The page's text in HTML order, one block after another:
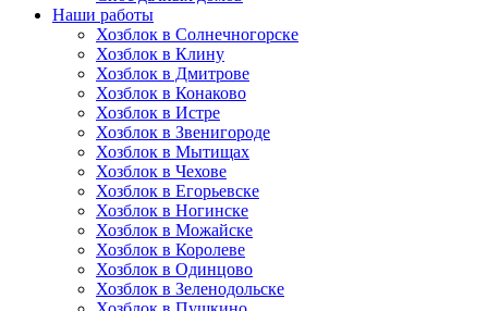
Наши работы
Хозблок в Солнечногорске
Хозблок в Клину
Хозблок в Дмитрове
Хозблок в Конаково
Хозблок в Истре
Хозблок в Звенигороде
Хозблок в Мытищах
Хозблок в Чехове
Хозблок в Егорьевске
Хозблок в Ногинске
Хозблок в Можайске
Хозблок в Королеве
Хозблок в Одинцово
Хозблок в Зеленодольске